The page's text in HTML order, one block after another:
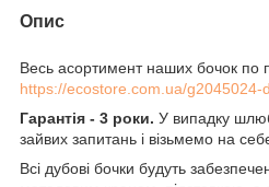
Опис
Весь асортимент наших бочок по
https://ecostore.com.ua/g2045024-
Гарантія - 3 роки. У випадку
зайвих запитань і візьмемо на
Всі дубові бочки будуть